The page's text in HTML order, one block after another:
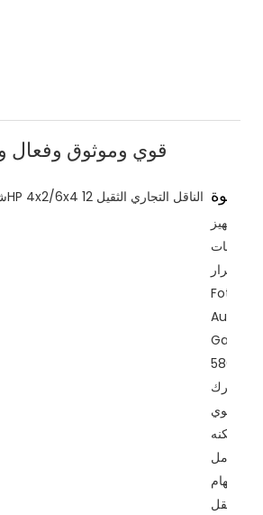
قوي وموثوق وفعال
قوة
تم تجهيز
شاحنات
جرار
Foton
Auman
Galaxy
580HP
بمحرك
قوي
يمكنه
التعامل
مع مهام
النقل